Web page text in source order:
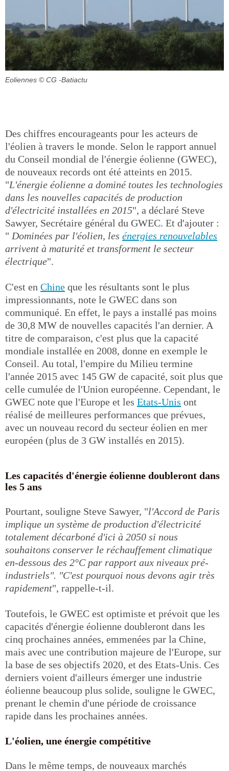
Eoliennes © CG -Batiactu
Des chiffres encourageants pour les acteurs de
l'éolien à travers le monde. Selon le rapport annuel
du Conseil mondial de l'énergie éolienne (GWEC),
de nouveaux records ont été atteints en 2015.
"L'énergie éolienne a dominé toutes les technologies
dans les nouvelles capacités de production
d'électricité installées en 2015", a déclaré Steve
Sawyer, Secrétaire général du GWEC. Et d'ajouter :
" Dominées par l'éolien, les énergies renouvelables
arrivent à maturité et transforment le secteur
électrique".
C'est en Chine que les résultants sont le plus
impressionnants, note le GWEC dans son
communiqué. En effet, le pays a installé pas moins
de 30,8 MW de nouvelles capacités l'an dernier. A
titre de comparaison, c'est plus que la capacité
mondiale installée en 2008, donne en exemple le
Conseil. Au total, l'empire du Milieu termine
l'année 2015 avec 145 GW de capacité, soit plus que
celle cumulée de l'Union européenne. Cependant, le
GWEC note que l'Europe et les Etats-Unis ont
réalisé de meilleures performances que prévues,
avec un nouveau record du secteur éolien en mer
européen (plus de 3 GW installés en 2015).
Les capacités d'énergie éolienne doubleront dans
les 5 ans
Pourtant, souligne Steve Sawyer, "l'Accord de Paris
implique un système de production d'électricité
totalement décarboné d'ici à 2050 si nous
souhaitons conserver le réchauffement climatique
en-dessous des 2°C par rapport aux niveaux pré-
industriels". "C'est pourquoi nous devons agir très
rapidement", rappelle-t-il.
Toutefois, le GWEC est optimiste et prévoit que les
capacités d'énergie éolienne doubleront dans les
cinq prochaines années, emmenées par la Chine,
mais avec une contribution majeure de l'Europe, sur
la base de ses objectifs 2020, et des Etats-Unis. Ces
derniers voient d'ailleurs émerger une industrie
éolienne beaucoup plus solide, souligne le GWEC,
prenant le chemin d'une période de croissance
rapide dans les prochaines années.
L'éolien, une énergie compétitive
Dans le même temps, de nouveaux marchés